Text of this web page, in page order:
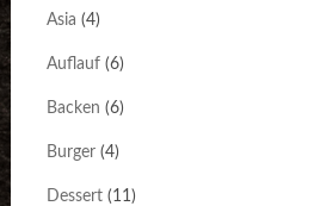
Asia (4)
Auflauf(6)
Backen (6)
Burger(4)
Dessert(11)